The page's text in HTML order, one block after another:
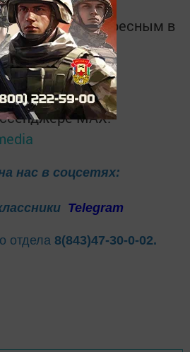
важным и интересным в
в
MАХ:
нас в соцсетях:
Telegram
отдела 8(843)47-30-0-02.